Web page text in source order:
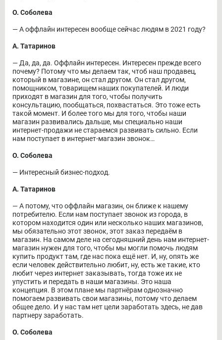
О. Соболева
― А оффлайн интересен вообще сейчас людям в 2021 году?
А. Татаринов
― Да, да, да. Оффлайн интересен. Интересен прежде всего
почему? Потому что мы делаем так, чтоб наш продавец,
который в магазине, он стал другом. Он стал другом,
помощником, товарищем наших покупателей. И люди
приходят в магазин для того, чтобы получить
консультацию, пообщаться, похвастаться. Это тоже есть
такой момент. И более того мы для того, чтобы наши
магазин развивались дальше, мы специально наши
интернет-продажи не стараемся развивать сильно. Если
нам поступает в интернет-магазин звонок…
О. Соболева
― Интересный бизнес-подход.
А. Татаринов
― А потому, что оффлайн магазин, он ближе к нашему
потребителю. Если нам поступает звонок из города, в
котором находится один или несколько наших магазинов,
мы обязательно этот звонок, этот заказ передаём в
магазин. На самом деле на сегодняшний день нам интернет-
магазин нужен для того, чтобы мы могли помочь людям
купить продукт там, где нас пока ещё нет. И, ну, опять же
если человек действительно любит, ну, есть же такие, кто
любит через интернет заказывать, тогда тоже их не
упустить и передать в наши магазины. Это наша
концепция. В этом плане мы партнёрам однозначно
помогаем развивать свои магазины, потому что делаем
общее дело. И у нас там нет цели заработать здесь, не дав
партнеру заработать.
О. Соболева